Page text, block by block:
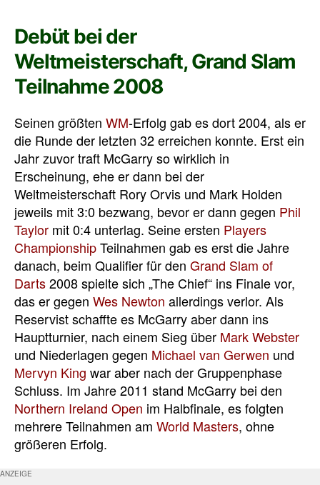
Debüt bei der
Weltmeisterschaft, Grand Slam
Teilnahme 2008
Seinen größten WM-Erfolg gab es dort 2004, als er
die Runde der letzten 32 erreichen konnte. Erst ein
Jahr zuvor traft McGarry so wirklich in
Erscheinung, ehe er dann bei der
Weltmeisterschaft Rory Orvis und Mark Holden
jeweils mit 3:0 bezwang, bevor er dann gegen Phil
Taylor mit 0:4 unterlag. Seine ersten Players
ChampionshipTeilnahmen gab es erst die Jahre
danach, beim Qualifier für den Grand Slam of
Darts2008 spielte sich „The Chief“ ins Finale vor,
das er gegen Wes Newton allerdings verlor. Als
Reservist schaffte es McGarry aber dann ins
Hauptturnier, nach einem Sieg über Mark Webster
und Niederlagen gegen Michael van Gerwen und
Mervyn King war aber nach der Gruppenphase
Schluss. Im Jahre 2011 stand McGarry bei den
Northern Ireland Open im Halbfinale, es folgten
mehrere Teilnahmen am World Masters, ohne
größeren Erfolg.